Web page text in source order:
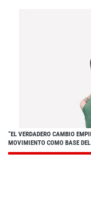
“EL VERDADERO CAMBIO
MOVIMIENTO COMO BASE